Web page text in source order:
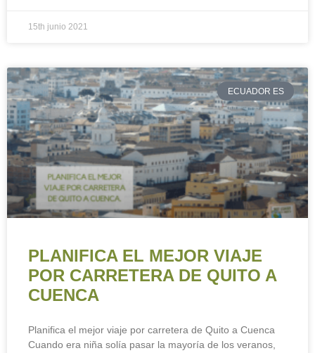
15th junio 2021
ECUADOR ES
PLANIFICA EL MEJOR VIAJE
POR CARRETERA DE QUITO A
CUENCA
Planifica el mejor viaje por carretera de Quito a Cuenca
Cuando era niña solía pasar la mayoría de los veranos,